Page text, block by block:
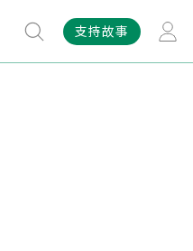
支持故事